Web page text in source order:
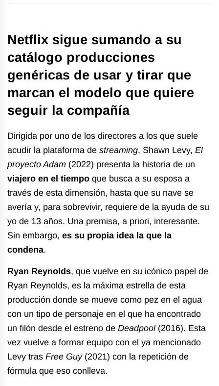
Netflix sigue sumando a su
catálogo producciones
genéricas de usar y tirar que
marcan el modelo que quiere
seguir la compañía
Dirigida por uno de los directores a los que suele
acudir la plataforma de streaming, Shawn Levy, El
proyecto Adam (2022) presenta la historia de un
viajero en el tiempo que busca a su esposa a
través de esta dimensión, hasta que su nave se
avería y, para sobrevivir, requiere de la ayuda de su
yo de 13 años. Una premisa, a priori, interesante.
Sin embargo, es su propia idea la que la
condena.
Ryan Reynolds, que vuelve en su icónico papel de
Ryan Reynolds, es la máxima estrella de esta
producción donde se mueve como pez en el agua
con un tipo de personaje en el que ha encontrado
un filón desde el estreno de Deadpool (2016). Esta
vez vuelve a formar equipo con el ya mencionado
Levy tras Free Guy (2021) con la repetición de
fórmula que eso conlleva.